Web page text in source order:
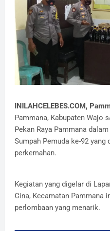
INILAHCELEBES.COM,
Pammana, Kabupaten Wajo
Pekan Raya Pammana
Sumpah Pemuda ke-92
perkemahan.
Kegiatan yang digelar di
Cina, Kecamatan Pammana
perlombaan yang menarik.